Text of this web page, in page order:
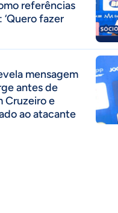
referências
‘Quero fazer
mensagem
antes de
Cruzeiro e
ao atacante